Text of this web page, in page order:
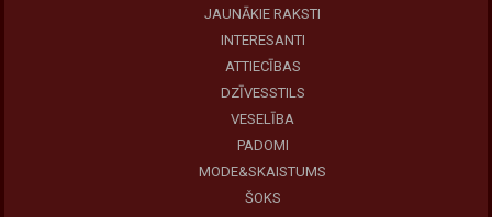
JAUNĀKIE RAKSTI
INTERESANTI
ATTIECĪBAS
DZĪVESSTILS
VESELĪBA
PADOMI
MODE&SKAISTUMS
ŠOKS